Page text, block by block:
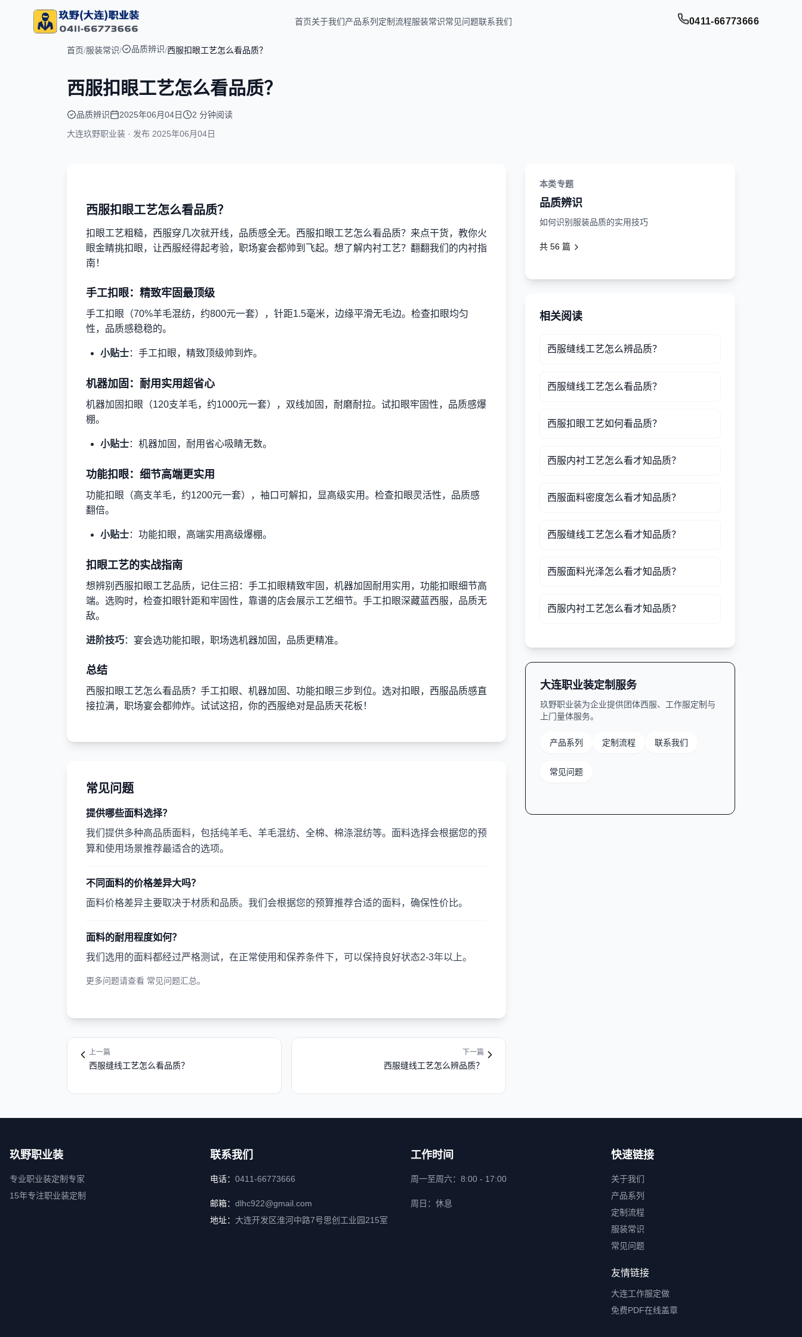
首页关于我们产品系列 定制流程服装常识常见问题联系我们 0411-66773666
首页/服装常识/ 品质辨识/西服扣眼工艺怎么看品质？
西服扣眼工艺怎么看品质？
品质辨识 2025年06月04日
2 分钟阅读
大连玖野职业装 · 发布 2025年06月04日
西服扣眼工艺怎么看品质？
扣眼工艺粗糙，西服穿几次就开线，品质感全无。西服扣眼工艺怎么看品质？来点干货，教你火
眼金睛挑扣眼，让西服经得起考验，职场宴会都帅到飞起。想了解内衬工艺？翻翻我们的内衬指
南！
手工扣眼：精致牢固最顶级
手工扣眼（70%羊毛混纺，约800元一套），针距1.5毫米，边缘平滑无毛边。检查扣眼均匀
性，品质感稳稳的。
小贴士：手工扣眼，精致顶级帅到炸。
机器加固：耐用实用超省心
机器加固扣眼（120支羊毛，约1000元一套），双线加固，耐磨耐拉。试扣眼牢固性，品质感爆
棚。
小贴士：机器加固，耐用省心吸睛无数。
功能扣眼：细节高端更实用
功能扣眼（高支羊毛，约1200元一套），袖口可解扣，显高级实用。检查扣眼灵活性，品质感
翻倍。
小贴士：功能扣眼，高端实用高级爆棚。
扣眼工艺的实战指南
想辨别西服扣眼工艺品质，记住三招：手工扣眼精致牢固，机器加固耐用实用，功能扣眼细节高
端。选购时，检查扣眼针距和牢固性，靠谱的店会展示工艺细节。手工扣眼深藏蓝西服，品质无
敌。
进阶技巧：宴会选功能扣眼，职场选机器加固，品质更精准。
总结
西服扣眼工艺怎么看品质？手工扣眼、机器加固、功能扣眼三步到位。选对扣眼，西服品质感直
接拉满，职场宴会都帅炸。试试这招，你的西服绝对是品质天花板！
常见问题
提供哪些面料选择？
我们提供多种高品质面料，包括纯羊毛、羊毛混纺、全棉、棉涤混纺等。面料选择会根据您的预
算和使用场景推荐最适合的选项。
不同面料的价格差异大吗？
面料价格差异主要取决于材质和品质。我们会根据您的预算推荐合适的面料，确保性价比。
面料的耐用程度如何？
我们选用的面料都经过严格测试，在正常使用和保养条件下，可以保持良好状态2-3年以上。
更多问题请查看 常见问题汇总。
上一篇
西服缝线工艺怎么看品质？
下一篇
西服缝线工艺怎么辨品质？
本类专题
品质辨识
如何识别服装品质的实用技巧
共 56 篇
相关阅读
西服缝线工艺怎么辨品质？
西服缝线工艺怎么看品质？
西服扣眼工艺如何看品质？
西服内衬工艺怎么看才知品质？
西服面料密度怎么看才知品质？
西服缝线工艺怎么看才知品质？
西服面料光泽怎么看才知品质？
西服内衬工艺怎么看才知品质？
大连职业装定制服务
玖野职业装为企业提供团体西服、工作服定制与
上门量体服务。
产品系列 定制流程 联系我们
常见问题
玖野职业装
专业职业装定制专家
15年专注职业装定制
联系我们
电话： 0411-66773666
邮箱： dlhc922@gmail.com
地址： 大连开发区淮河中路7号思创工业园215室
工作时间
周一至周六：8:00 - 17:00
周日：休息
快速链接
关于我们
产品系列
定制流程
服装常识
常见问题
友情链接
大连工作服定做
免费PDF在线盖章